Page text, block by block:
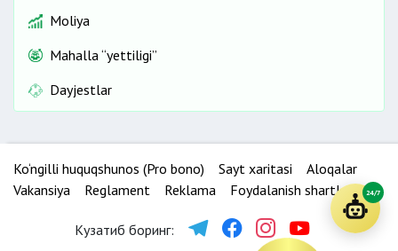
Moliya
Mahalla “yettiligi”
Dayjestlar
Ko‘ngilli huquqshunos (Pro bono) Sayt xaritasi
Aloqalar
Vakansiya
Reglament Reklama Foydalanish shartlari
Кузатиб боринг:
24/7